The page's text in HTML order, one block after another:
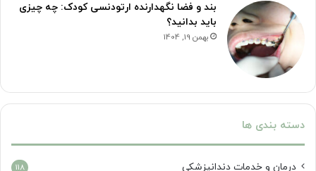
بند و فضا نگهدارنده ارتودنسی کودک: چه چیزی
باید بدانید؟
بهمن 19, 1404
دسته بندی ها
درمان‌ و خدمات دندانپزشکی 118